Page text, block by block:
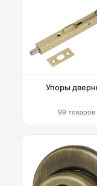
Упоры
99 товаров